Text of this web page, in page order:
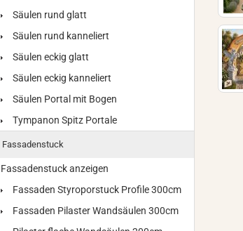
Säulen rund glatt
Säulen rund kanneliert
Säulen eckig glatt
Säulen eckig kanneliert
Säulen Portal mit Bogen
Tympanon Spitz Portale
Fassadenstuck
Fassadenstuck anzeigen
Fassaden Styroporstuck Profile 300cm
Fassaden Pilaster Wandsäulen 300cm